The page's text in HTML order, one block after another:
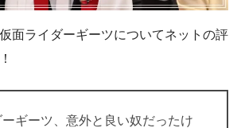
面ライダーギーツについてネットの評
ギーツ、意外と良い奴だったけ